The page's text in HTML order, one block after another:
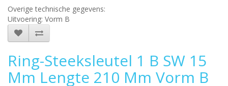
Overige technische gegevens:
Uitvoering: Vorm B
Ring-Steeksleutel 1 B SW 15
Mm Lengte 210 Mm Vorm B